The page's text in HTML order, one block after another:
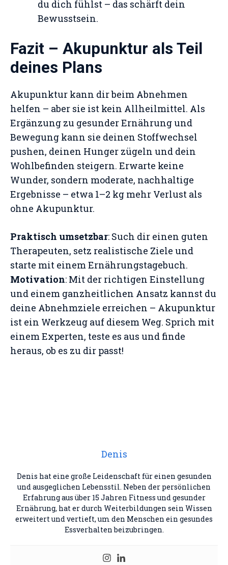
du dich fühlst – das schärft dein
Bewusstsein.
Fazit – Akupunktur als Teil
deines Plans
Akupunktur kann dir beim Abnehmen
helfen – aber sie ist kein Allheilmittel. Als
Ergänzung zu gesunder Ernährung und
Bewegung kann sie deinen Stoffwechsel
pushen, deinen Hunger zügeln und dein
Wohlbefinden steigern. Erwarte keine
Wunder, sondern moderate, nachhaltige
Ergebnisse – etwa 1–2 kg mehr Verlust als
ohne Akupunktur.
Praktisch umsetzbar: Such dir einen guten
Therapeuten, setz realistische Ziele und
starte mit einem Ernährungstagebuch.
Motivation: Mit der richtigen Einstellung
und einem ganzheitlichen Ansatz kannst du
deine Abnehmziele erreichen – Akupunktur
ist ein Werkzeug auf diesem Weg. Sprich mit
einem Experten, teste es aus und finde
heraus, ob es zu dir passt!
Denis
Denis hat eine große Leidenschaft für einen gesunden
und ausgeglichen Lebensstil. Neben der persönlichen
Erfahrung aus über 15 Jahren Fitness und gesunder
Ernährung, hat er durch Weiterbildungen sein Wissen
erweitert und vertieft, um den Menschen ein gesundes
Essverhalten beizubringen.